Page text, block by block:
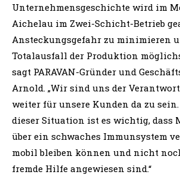
Unternehmensgeschichte wird im
Aichelau im Zwei-Schicht-Betrieb
Ansteckungsgefahr zu minimieren
Totalausfall der Produktion
sagt PARAVAN-Gründer und
Arnold. „Wir sind uns der
weiter für unsere Kunden da zu
dieser Situation ist es wichtig, dass
über ein schwaches Immunsystem
mobil bleiben können und nicht
fremde Hilfe angewiesen sind.“